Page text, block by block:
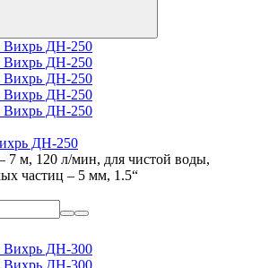
ДН-250
7 м, 120 л/мин, для чистой воды,
частиц – 5 мм, 1.5“